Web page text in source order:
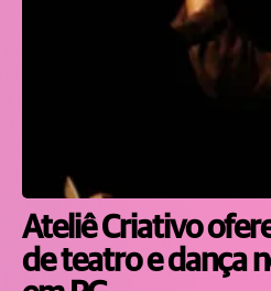
Ateliê Criativo
de teatro e dança